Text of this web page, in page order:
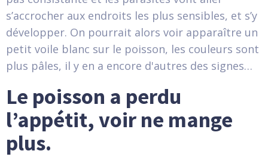
s’accrocher aux endroits les plus sensibles, et s’y
développer. On pourrait alors voir apparaître un
petit voile blanc sur le poisson, les couleurs sont
plus pâles, il y en a encore d'autres des signes…
Le poisson a perdu
l’appétit, voir ne mange
plus.